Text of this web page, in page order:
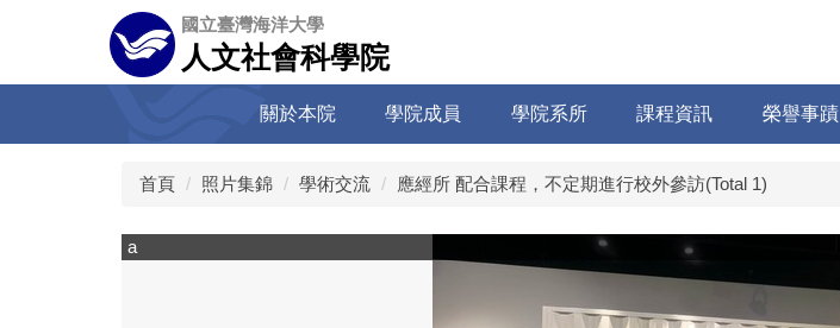
容
國立臺灣海洋大學
人文社會科學院
關於本院 學院成員 學院系所 課程資訊 榮譽事蹟
首頁 照片集錦 學術交流 應經所 配合課程，不定期進行校外參訪(Total 1)
a